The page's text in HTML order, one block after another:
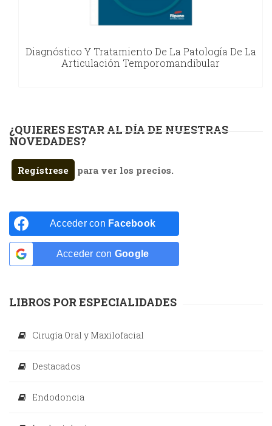
Diagnóstico Y Tratamiento De La Patología De La
Articulación Temporomandibular
¿QUIERES ESTAR AL DÍA DE NUESTRAS
NOVEDADES?
Regístrese para ver los precios.
Acceder con Facebook
Acceder con Google
LIBROS POR ESPECIALIDADES
Cirugía Oral y Maxilofacial
Destacados
Endodoncia